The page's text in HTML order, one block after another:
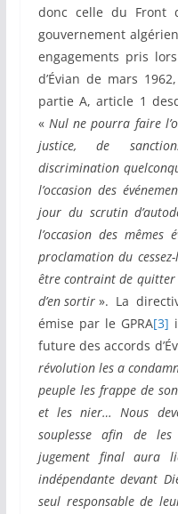
donc celle du Front
gouvernement
engagements pris
d’Évian de mars
partie A, article 1
« Nul ne pourra faire
justice, de
discrimination
l’occasion des
jour du scrutin
l’occasion des
proclamation du
être contraint de
d’en sortir». La
émise par le GPRA[3]
future des accords
révolution les a
peuple les frappe de
et les nier… Nous
souplesse afin de
jugement final aura
indépendante devant
seul responsable de